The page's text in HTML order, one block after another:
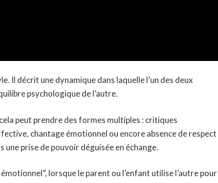
Il décrit une dynamique dans laquelle l’un des deux
psychologique de l’autre.
peut prendre des formes multiples : critiques
chantage émotionnel ou encore absence de respect
une prise de pouvoir déguisée en échange.
lorsque le parent ou l’enfant utilise l’autre pour